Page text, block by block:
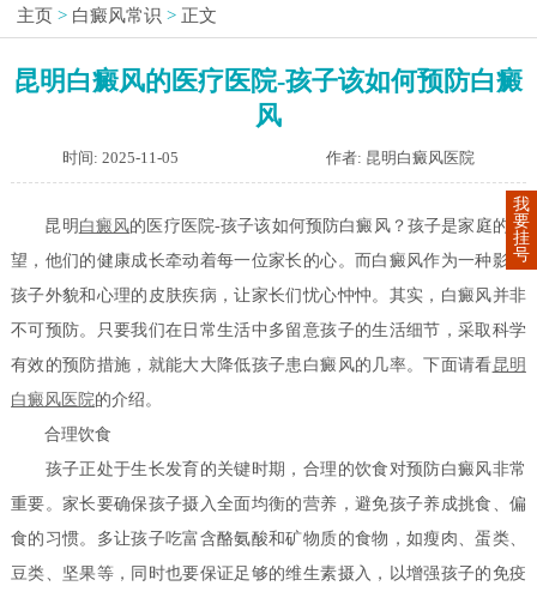
主页 > 白癜风常识 > 正文
昆明白癜风的医疗医院-孩子该如何预防白癜
风
时间: 2025-11-05 作者: 昆明白癜风医院
昆明 白癜风的医疗医院-孩子该如何预防白癜风？孩子是家庭的希
望，他们的健康成长牵动着每一位家长的心。而白癜风作为一种影响
孩子外貌和心理的皮肤疾病，让家长们忧心忡忡。其实，白癜风并非
不可预防。只要我们在日常生活中多留意孩子的生活细节，采取科学
有效的预防措施，就能大大降低孩子患白癜风的几率。下面请看昆明
白癜风医院的介绍。
合理饮食
孩子正处于生长发育的关键时期，合理的饮食对预防白癜风非常
重要。家长要确保孩子摄入全面均衡的营养，避免孩子养成挑食、偏
食的习惯。多让孩子吃富含酪氨酸和矿物质的食物，如瘦肉、蛋类、
豆类、坚果等，同时也要保证足够的维生素摄入，以增强孩子的免疫
我
要
挂
号